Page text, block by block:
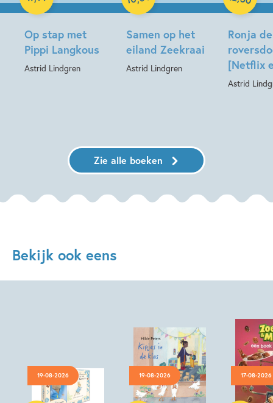
Op stap met
Pippi Langkous
Astrid Lindgren
Samen op het
eiland Zeekraai
Astrid Lindgren
Ronja de
[Netflix
Astrid
Zie alle boeken
Bekijk ook eens
19-08-2026
Hardcover
19-08-2026
Hardcover
17-08-2026